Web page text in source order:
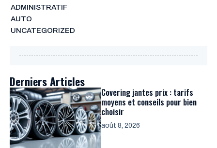
ADMINISTRATIF
AUTO
UNCATEGORIZED
Derniers Articles
Covering jantes prix : tarifs
moyens et conseils pour bien
choisir
août 8, 2026